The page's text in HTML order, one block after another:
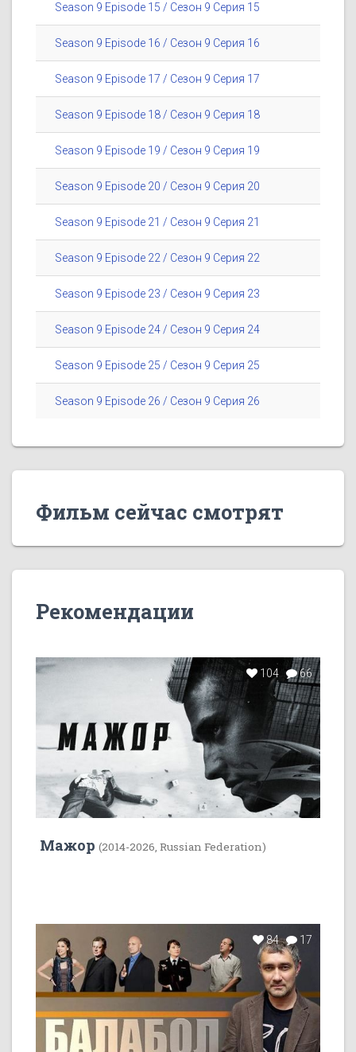
Season 9 Episode 15 / Сезон 9 Серия 15
Season 9 Episode 16 / Сезон 9 Серия 16
Season 9 Episode 17 / Сезон 9 Серия 17
Season 9 Episode 18 / Сезон 9 Серия 18
Season 9 Episode 19 / Сезон 9 Серия 19
Season 9 Episode 20 / Сезон 9 Серия 20
Season 9 Episode 21 / Сезон 9 Серия 21
Season 9 Episode 22 / Сезон 9 Серия 22
Season 9 Episode 23 / Сезон 9 Серия 23
Season 9 Episode 24 / Сезон 9 Серия 24
Season 9 Episode 25 / Сезон 9 Серия 25
Season 9 Episode 26 / Сезон 9 Серия 26
Фильм сейчас смотрят
Рекомендации
104 66
Мажор (2014-2026, Russian Federation)
84 17